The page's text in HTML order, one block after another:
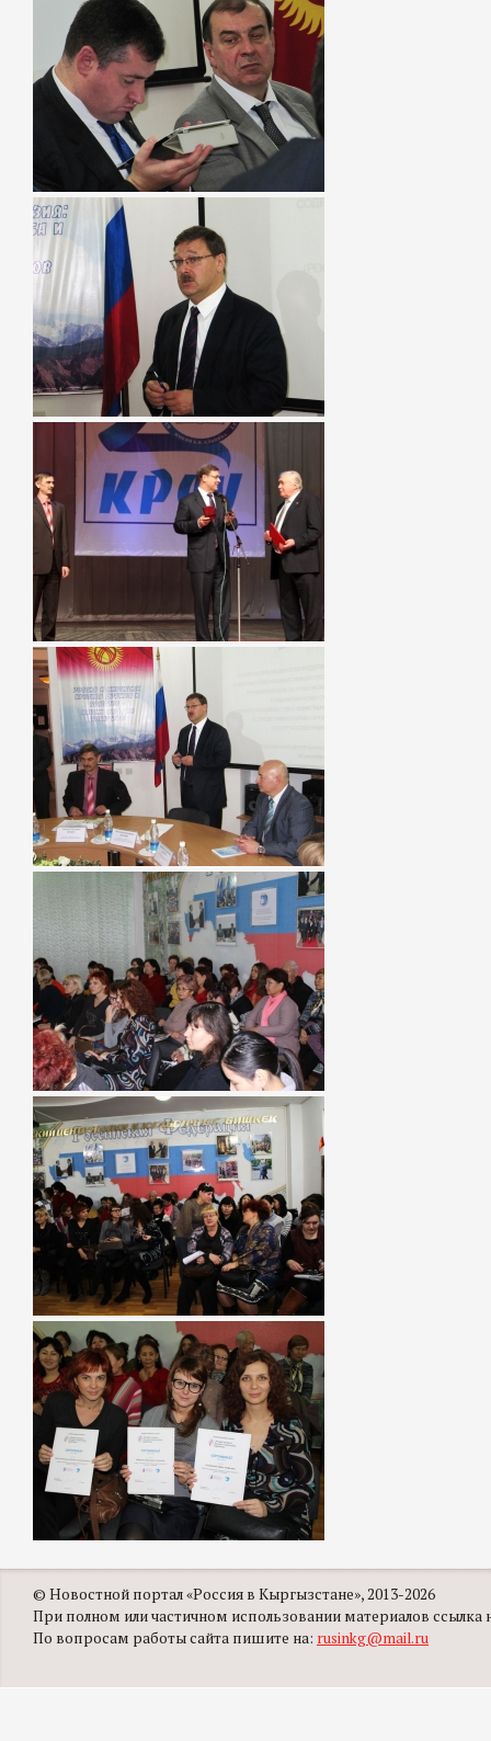
© Новостной портал «Россия в Кыргызстане», 2013-2026
При полном или частичном использовании материалов ссылка
По вопросам работы сайта пишите на: rusinkg@mail.ru